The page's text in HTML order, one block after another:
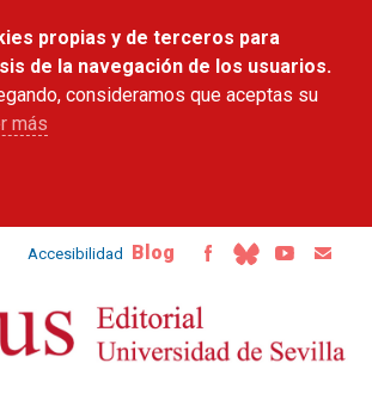
contenido
principal
propias y de terceros para
de la navegación de los usuarios.
consideramos que aceptas su
más
Accesibilidad Blog